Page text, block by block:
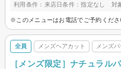
利用条件：来店日条件：指定なし 対
※このメニューはお電話でご予約くださ
全員 メンズヘアカット メンズパ
［メンズ限定］ナチュラル